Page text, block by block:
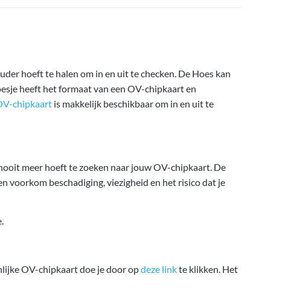
hoeft te halen om in en uit te checken. De Hoes kan
heeft het formaat van een OV-chipkaart en
chipkaart is makkelijk beschikbaar om in en uit te
meer hoeft te zoeken naar jouw OV-chipkaart. De
voorkom beschadiging, viezigheid en het risico dat je
OV-chipkaart doe je door opdeze linkte klikken. Het